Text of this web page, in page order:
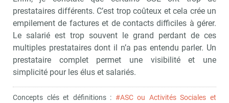
prestataires différents. C’est trop coûteux et cela crée un
empilement de factures et de contacts difficiles à gérer.
Le salarié est trop souvent le grand perdant de ces
multiples prestataires dont il n’a pas entendu parler. Un
prestataire complet permet une visibilité et une
simplicité pour les élus et salariés.
Concepts clés et définitions : #ASC ou Activités Sociales et